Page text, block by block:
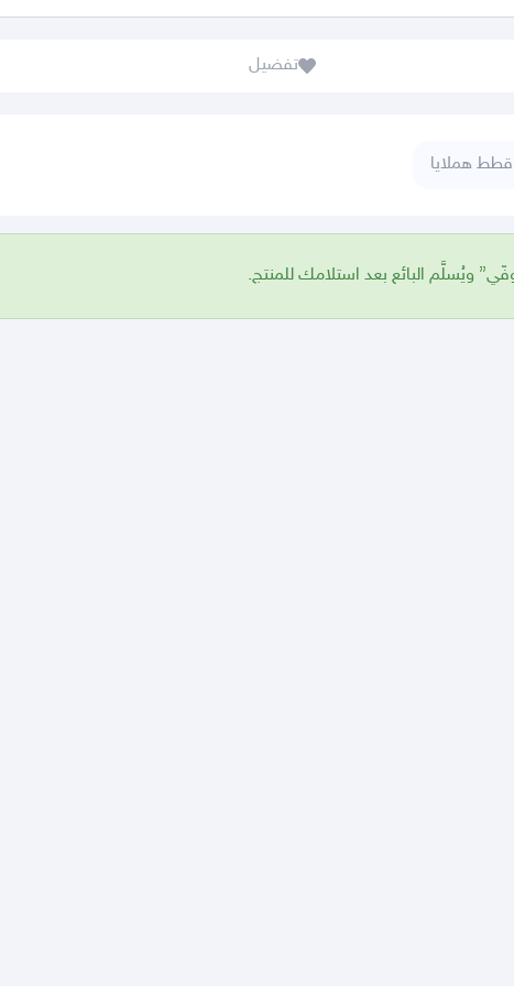
تفضيل
قطط هملايا
ويُسلَّم البائع بعد استلامك للمنتج.